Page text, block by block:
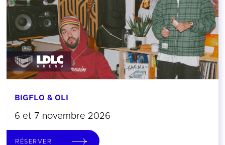
BIGFLO & OLI
6 et 7 novembre 2026
RÉSERVER